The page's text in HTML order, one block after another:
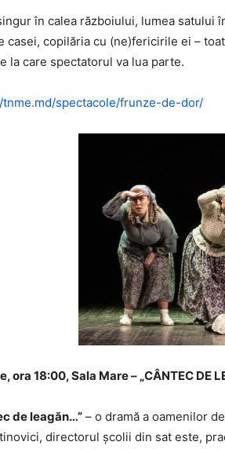
în calea războiului, lumea
casei, copilăria cu (ne)fericirile ei –
la care spectatorul va lua parte.
tnme.md/spectacole/frunze-de-dor/
ora 18:00, Sala Mare – „CÂNTEC DE
de leagăn…” – o dramă a oamenilor
directorul şcolii din sat este,